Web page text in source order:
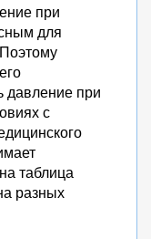
при
для
давление при
с
таблица
разных